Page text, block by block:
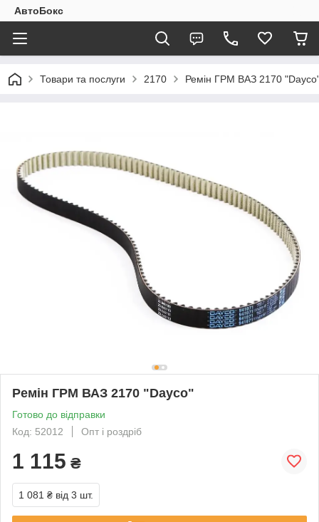
АвтоБокс
Товари та послуги 2170 Ремін ГРМ ВАЗ 2170
Ремін ГРМ ВАЗ 2170 "Dayco"
Готово до відправки
Код: 52012
Опт і роздріб
1 115 ₴
1 081 ₴ від 3 шт.